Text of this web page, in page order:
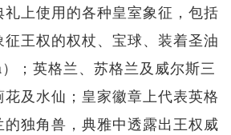
上使用的各种皇室象征，包括
王权的权杖、宝球、装着圣油
；英格兰、苏格兰及威尔斯三
及水仙；皇家徽章上代表英格
独角兽，典雅中透露出王权威